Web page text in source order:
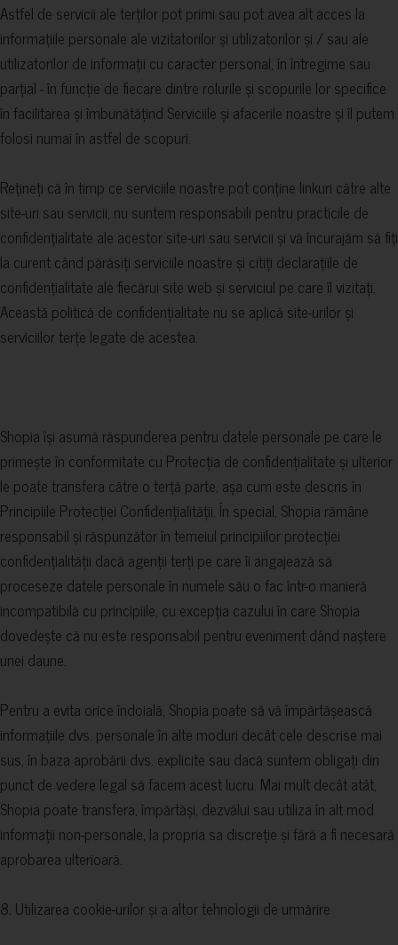
Astfel de servicii ale terților pot primi sau pot avea alt acces la
informațiile personale ale vizitatorilor și utilizatorilor și / sau ale
utilizatorilor de informații cu caracter personal, în întregime sau
parțial - în funcție de fiecare dintre rolurile și scopurile lor specifice
în facilitarea și îmbunătățind Serviciile și afacerile noastre și îl putem
folosi numai în astfel de scopuri.
Rețineți că în timp ce serviciile noastre pot conține linkuri către alte
site-uri sau servicii, nu suntem responsabili pentru practicile de
confidențialitate ale acestor site-uri sau servicii și vă încurajăm să fiți
la curent când părăsiți serviciile noastre și citiți declarațiile de
confidențialitate ale fiecărui site web și serviciul pe care îl vizitați.
Această politică de confidențialitate nu se aplică site-urilor și
serviciilor terțe legate de acestea.
Shopia își asumă răspunderea pentru datele personale pe care le
primește în conformitate cu Protecția de confidențialitate și ulterior
le poate transfera către o terță parte, așa cum este descris în
Principiile Protecției Confidențialității. În special, Shopia rămâne
responsabil și răspunzător în temeiul principiilor protecției
confidențialității dacă agenții terți pe care îi angajează să
proceseze datele personale în numele său o fac într-o manieră
incompatibilă cu principiile, cu excepția cazului în care Shopia
dovedește că nu este responsabil pentru eveniment dând naștere
unei daune.
Pentru a evita orice îndoială, Shopia poate să vă împărtășească
informațiile dvs. personale în alte moduri decât cele descrise mai
sus, în baza aprobării dvs. explicite sau dacă suntem obligați din
punct de vedere legal să facem acest lucru. Mai mult decât atât,
Shopia poate transfera, împărtăși, dezvălui sau utiliza în alt mod
informații non-personale, la propria sa discreție și fără a fi necesară
aprobarea ulterioară.
8. Utilizarea cookie-urilor și a altor tehnologii de urmărire